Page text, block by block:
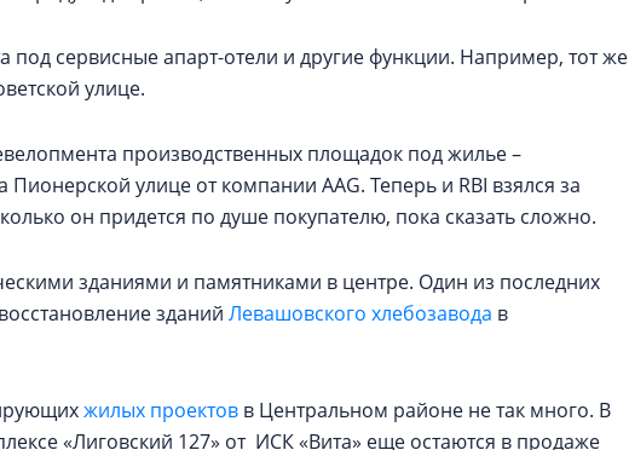
под сервисные апарт-отели и другие функции. Например, тот же
улице.
производственных площадок под жилье –
улице от компании AAG. Теперь и RBI взялся за
он придется по душе покупателю, пока сказать сложно.
зданиями и памятниками в центре. Один из последних
зданий Левашовского хлебозавода в
жилых проектов в Центральном районе не так много. В
«Лиговский 127» от ИСК «Вита» еще остаются в продаже